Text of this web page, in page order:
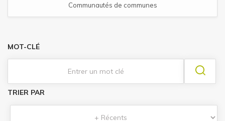
Communautés de communes
MOT-CLÉ
TRIER PAR